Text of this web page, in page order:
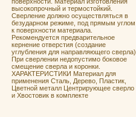
высокопрочный и термостойкий.
Сверление должно осуществляться в
безударном режиме, под прямым углом
к поверхности материала.
Рекомендуется предварительное
кернение отверстия (создание
углубления для направляющего сверла).
При сверлении недопустимо боковое
смещение сверла и коронки.
ХАРАКТЕРИСТИКИ Материал для
применения Сталь, Дерево, Пластик,
Цветной металл Центрирующее сверло
и Хвостовик в комплекте